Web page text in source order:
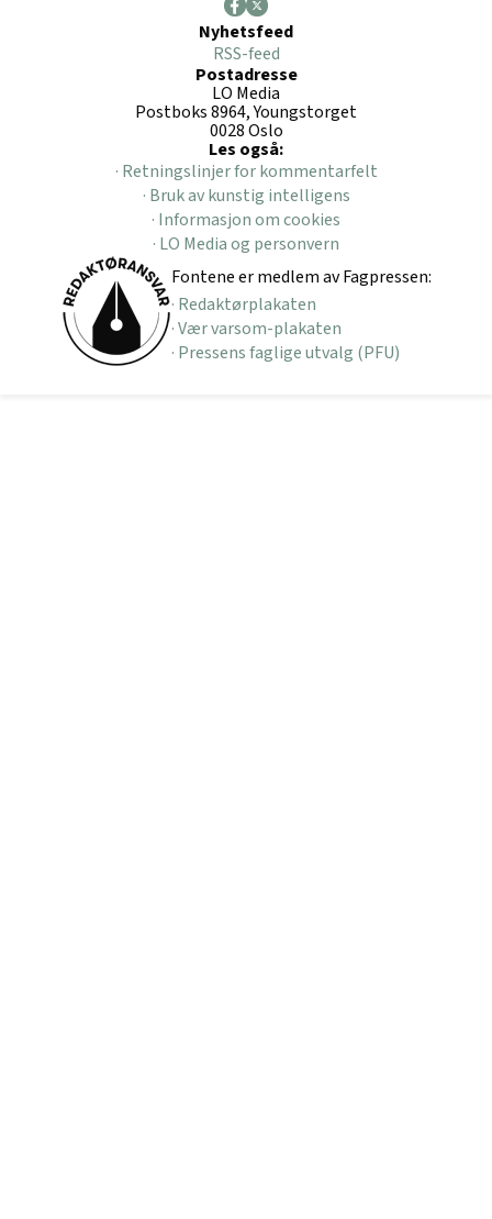
Nyhetsfeed
RSS-feed
Postadresse
LO Media
Postboks 8964, Youngstorget
0028 Oslo
Les også:
· Retningslinjer for kommentarfelt
· Bruk av kunstig intelligens
· Informasjon om cookies
· LO Media og personvern
Fontene er medlem av Fagpressen:
· Redaktørplakaten
· Vær varsom-plakaten
· Pressens faglige utvalg (PFU)